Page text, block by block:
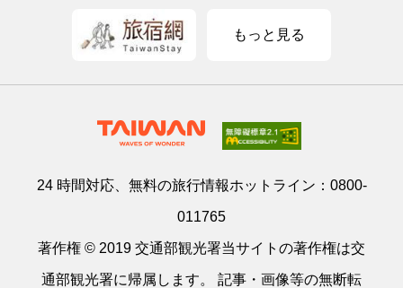
もっと見る
24 時間対応、無料の旅行情報ホットライン： 0800-
011765
著作権 © 2019 交通部観光署当サイトの著作権は交
通部観光署に帰属します。 記事・画像等の無断転